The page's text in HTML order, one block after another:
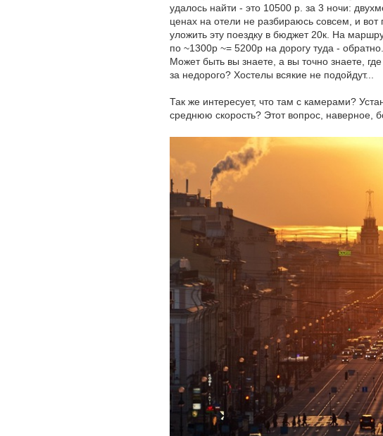
удалось найти - это 10500 р. за 3 ночи:
ценах на отели не разбираюсь совсем, и
уложить эту поездку в бюджет 20к. На
по ~1300р ~= 5200р на дорогу туда - обратно.
Может быть вы знаете, а вы точно знаете,
за недорого? Хостелы всякие не подойдут...
Так же интересует, что там с камерами?
среднюю скорость? Этот вопрос, наверное,